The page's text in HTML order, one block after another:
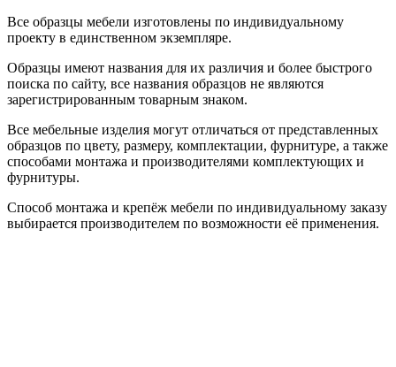
Все образцы мебели изготовлены по индивидуальному
проекту в единственном экземпляре.
Образцы имеют названия для их различия и более быстрого
поиска по сайту, все названия образцов не являются
зарегистрированным товарным знаком.
Все мебельные изделия могут отличаться от представленных
образцов по цвету, размеру, комплектации, фурнитуре, а также
способами монтажа и производителями комплектующих и
фурнитуры.
Способ монтажа и крепёж мебели по индивидуальному заказу
выбирается производителем по возможности её применения.